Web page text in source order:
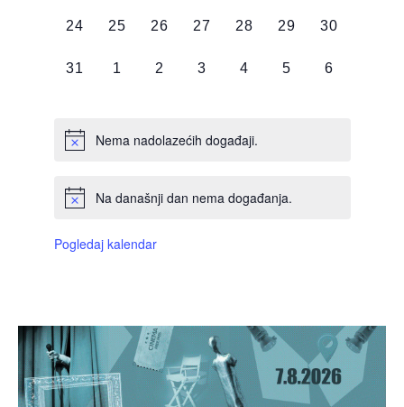
0
24
0
25
0
26
0
27
0
28
0
29
0
30
0
31
0
1
0
2
0
3
0
4
0
5
0
6
Nema nadolazećih događaji.
Na današnji dan nema događanja.
Pogledaj kalendar